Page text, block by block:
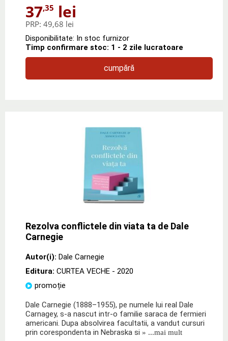
37,35 lei
PRP: 49,68 lei
Disponibilitate: In stoc furnizor
Timp confirmare stoc: 1 - 2 zile lucratoare
cumpără
Rezolva conflictele din viata ta de Dale
Carnegie
Autor(i): Dale Carnegie
Editura: CURTEA VECHE - 2020
promoție
Dale Carnegie (1888–1955), pe numele lui real Dale
Carnagey, s‑a nascut intr‑o familie saraca de fermieri
americani. Dupa absolvirea facultatii, a vandut cursuri
prin corespondenta in Nebraska si » ...mai mult